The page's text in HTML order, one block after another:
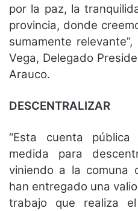
por la paz, la
provincia, donde
sumamente
Vega, Delegado
Arauco.
DESCENTRALIZAR
“Esta cuenta
medida para
viniendo a la comuna
han entregado una
trabajo que realiza